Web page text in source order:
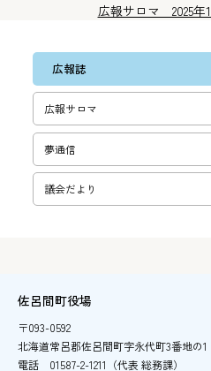
広報サロマ 2025年1
広報誌
広報サロマ
夢通信
議会だより
佐呂間町役場
〒093-0592
北海道常呂郡佐呂間町字永代町3番地の1
電話
01587-2-1211（代表 総務課）